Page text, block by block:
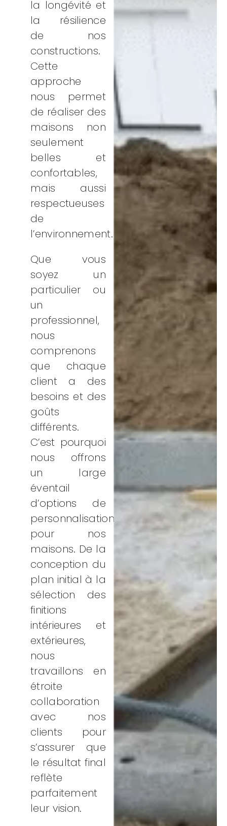
la longévité et
la résilience
de nos
constructions.
Cette
approche
nous permet
de réaliser des
maisons non
seulement
belles et
confortables,
mais aussi
respectueuses
de
l’environnement.
Que vous
soyez un
particulier ou
un
professionnel,
nous
comprenons
que chaque
client a des
besoins et des
goûts
différents.
C’est pourquoi
nous offrons
un large
éventail
d’options de
personnalisation
pour nos
maisons. De la
conception du
plan initial à la
sélection des
finitions
intérieures et
extérieures,
nous
travaillons en
étroite
collaboration
avec nos
clients pour
s’assurer que
le résultat final
reflète
parfaitement
leur vision.